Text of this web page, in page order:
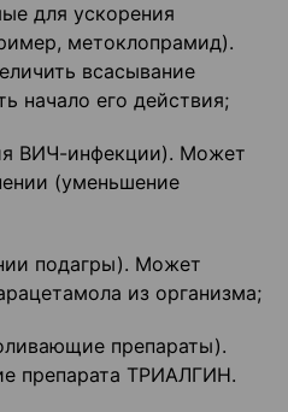
для ускорения
метоклопрамид).
всасывание
начало его действия;
ВИЧ-инфекции). Может
(уменьшение
подагры). Может
из организма;
препараты).
препарата ТРИАЛГИН.